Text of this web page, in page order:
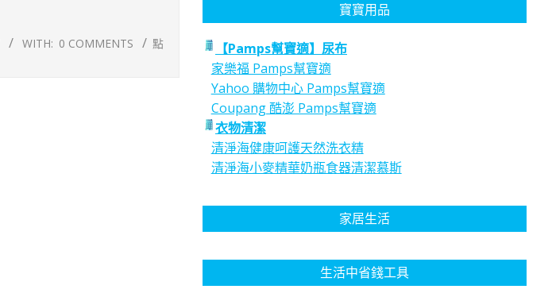
WITH: 0 COMMENTS
點
寶寶用品
【Pamps幫寶適】尿布
家樂福 Pamps幫寶適
Yahoo 購物中心 Pamps幫寶適
Coupang 酷澎 Pamps幫寶適
衣物清潔
清淨海健康呵護天然洗衣精
清淨海小麥精華奶瓶食器清潔慕斯
家居生活
生活中省錢工具